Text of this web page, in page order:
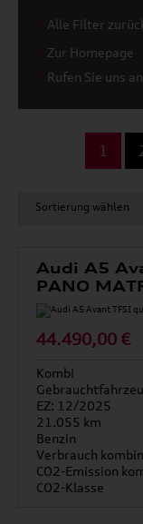
Alle Filter
Zur Homepage
Rufen Sie uns
1
Audi A5
PANO
44.490,00 €
Kombi
EZ: 12/2025
21.055 km
Benzin
Verbrauch
CO2-Emission
CO2-Klasse